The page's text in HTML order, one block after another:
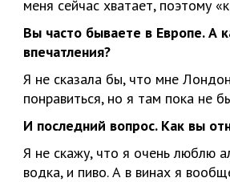
меня сейчас хватает, поэтому
Вы часто бываете в Европе. А
впечатления?
Я не сказала бы, что мне
понравиться, но я там пока не
И последний вопрос. Как вы
Я не скажу, что я очень люблю
водка, и пиво. А в винах я